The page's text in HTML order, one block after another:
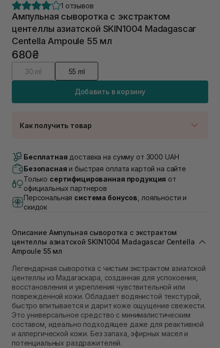
1 отзывов
Ампульная сыворотка с экстрактом
центеллы азиатской SKIN1004 Madagascar
Centella Ampoule 55 мл
680₴
30 ml 55 ml
Добавить в корзину
Как получить товар
Нет в наличии!
Самовывоз г. Луцк, Винниченка 4
Самовывоз г. Львов, ул. Академика Подстригача,
1В (Duck's Lake)
Нет в наличии!
Самовывоз Львов (Ивана Франко 36)
Самовывоз г. Львов ул. Степана Бандеры 43
Нет в наличии!
Самовывоз Ровно
Самовывоз г. Ровно, ул. Кулика и Гудачека 23 (ТЦ
Экватор)
Нет в наличии!
Бесплатная доставка на сумму от 3000 UAH
Безопасная и быстрая оплата картой на сайте
Только сертифицированная продукция от
официальных партнеров
Персональная система бонусов , лояльности и
скидок
Описание Ампульная сыворотка с экстрактом
центеллы азиатской SKIN1004 Madagascar Centella
Ampoule 55 мл
Легендарная сыворотка с чистым экстрактом азиатской
центеллы из Мадагаскара, созданная для успокоения,
восстановления и укрепления чувствительной или
поврежденной кожи. Обладает водянистой текстурой,
быстро впитывается и дарит коже ощущение свежести.
Это универсальное средство с минималистическим
составом, идеально подходящее даже для реактивной
и аллергической кожи. Без запаха, эфирных масел и
потенциальных раздражителей.